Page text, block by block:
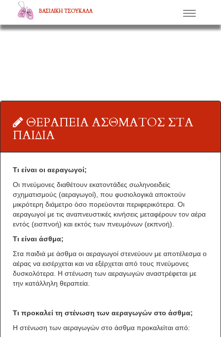
ΒΑΣΙΛΙΚΗ ΤΣΟΥΚΑΛΑ Μενού
ΘΕΡΑΠΕΙΑ ΑΣΘΜΑΤΟΣ ΣΤΑ
ΠΑΙΔΙΑ
Τι είναι οι αεραγωγοί;
Οι πνεύμονες διαθέτουν εκατοντάδες σωληνοειδείς
σχηματισμούς (αεραγωγοί), που φυσιολογικά αποκτούν
μικρότερη διάμετρο όσο πορεύονται περιφερικότερα. Οι
αεραγωγοί με τις αναπνευστικές κινήσεις μεταφέρουν τον αέρα
εντός (εισπνοή) και εκτός των πνευμόνων (εκπνοή).
Τι είναι άσθμα;
Στα παιδιά με άσθμα οι αεραγωγοί στενεύουν με αποτέλεσμα ο
αέρας να εισέρχεται και να εξέρχεται από τους πνεύμονες
δυσκολότερα. Η στένωση των αεραγωγών αναστρέφεται με
την κατάλληλη θεραπεία.
Τι προκαλεί τη στένωση των αεραγωγών στο άσθμα;
Η στένωση των αεραγωγών στο άσθμα προκαλείται από: